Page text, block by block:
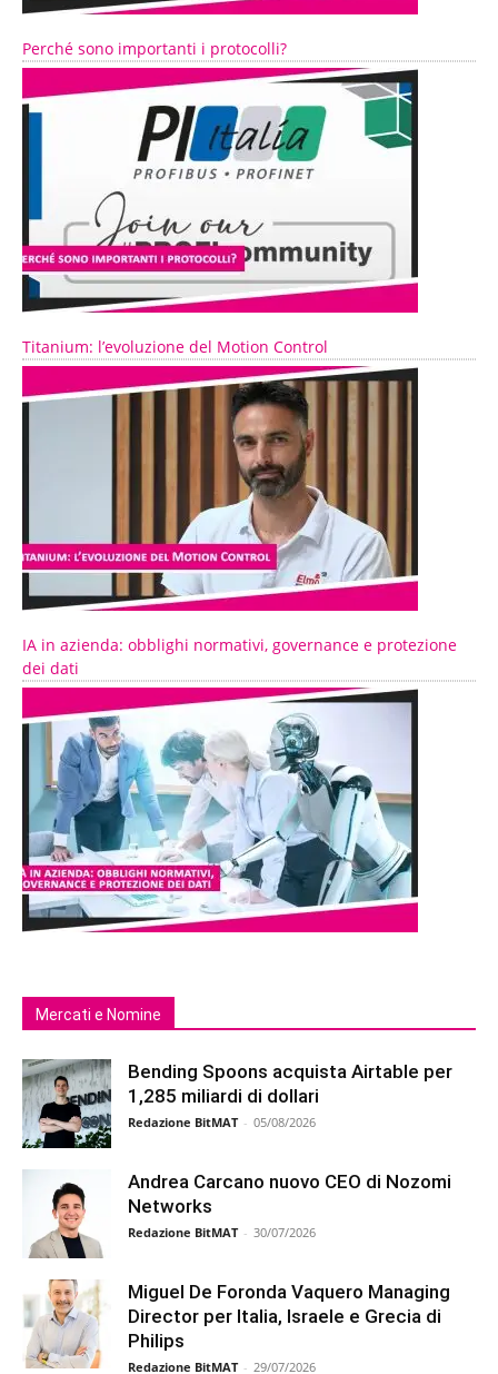
Perché sono importanti i protocolli?
Titanium: l’evoluzione del Motion Control
IA in azienda: obblighi normativi, governance e protezione
dei dati
Mercati e Nomine
Bending Spoons acquista Airtable per
1,285 miliardi di dollari
Redazione BitMAT - 05/08/2026
Andrea Carcano nuovo CEO di Nozomi
Networks
Redazione BitMAT - 30/07/2026
Miguel De Foronda Vaquero Managing
Director per Italia, Israele e Grecia di
Philips
Redazione BitMAT - 29/07/2026